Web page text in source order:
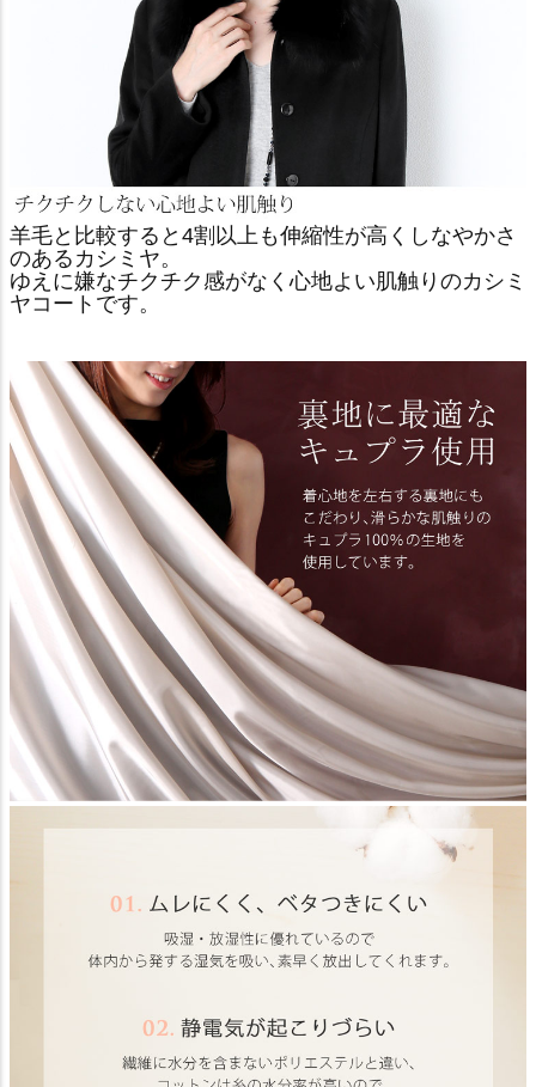
羊毛と比較すると4割以上も伸縮性が高くしなやかさ
のあるカシミヤ。
ゆえに嫌なチクチク感がなく心地よい肌触りのカシミ
ヤコートです。